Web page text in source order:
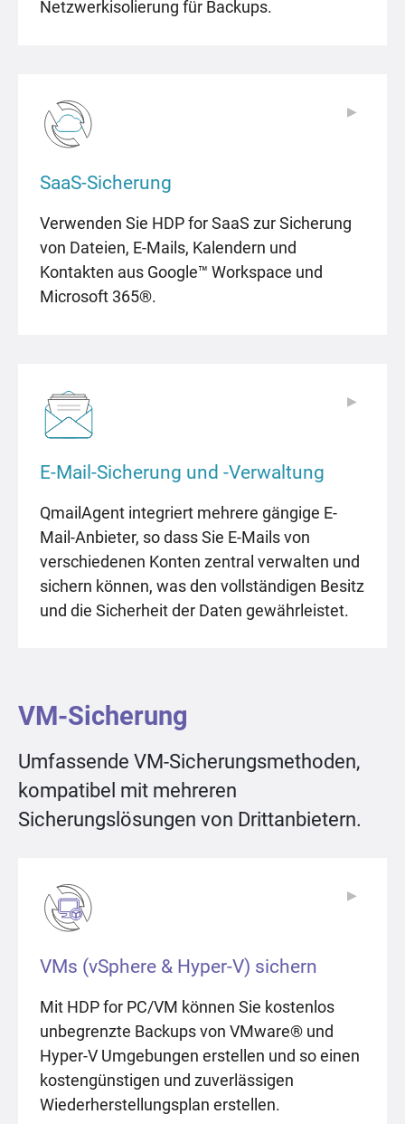
Netzwerkisolierung für Backups.
SaaS-Sicherung
Verwenden Sie HDP for SaaS zur Sicherung
von Dateien, E-Mails, Kalendern und
Kontakten aus Google™ Workspace und
Microsoft 365®.
▶
E-Mail-Sicherung und -Verwaltung
QmailAgent integriert mehrere gängige E-
Mail-Anbieter, so dass Sie E-Mails von
verschiedenen Konten zentral verwalten und
sichern können, was den vollständigen Besitz
und die Sicherheit der Daten gewährleistet.
▶
VM-Sicherung
Umfassende VM-Sicherungsmethoden,
kompatibel mit mehreren
Sicherungslösungen von Drittanbietern.
VMs (vSphere & Hyper-V) sichern
Mit HDP for PC/VM können Sie kostenlos
unbegrenzte Backups von VMware® und
Hyper-V Umgebungen erstellen und so einen
kostengünstigen und zuverlässigen
Wiederherstellungsplan erstellen.
▶